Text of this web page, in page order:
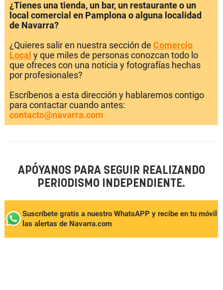
¿Tienes una tienda, un bar, un restaurante o un
local comercial en Pamplona o alguna localidad
de Navarra?
¿Quieres salir en nuestra sección de Comercio
Local y que miles de personas conozcan todo lo
que ofreces con una noticia y fotografías hechas
por profesionales?
Escríbenos a esta dirección y hablaremos contigo
para contactar cuando antes:
contacto@navarra.com
APÓYANOS PARA SEGUIR REALIZANDO
PERIODISMO INDEPENDIENTE.
Suscríbete gratis a nuestro WhatsAPP y recibe en tu móvil
las alertas de Navarra.com